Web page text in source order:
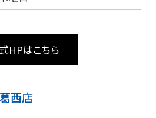
HPはこちら
西店